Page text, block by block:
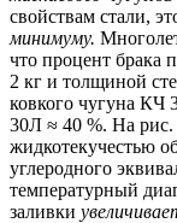
свойствам стали,
минимуму.
что процент брака
2 кг и толщиной
ковкого чугуна КЧ
30Л ≈ 40 %. На
жидкотекучестью
углеродного
температурный
заливки